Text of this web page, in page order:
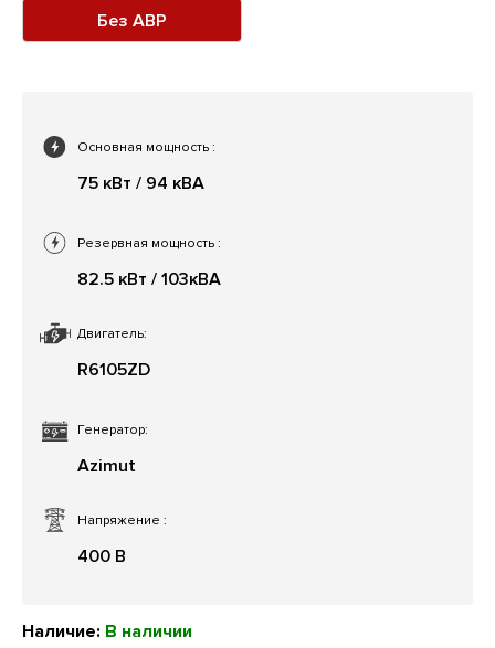
Без АВР
Основная мощность :
75 кВт / 94 кВА
Двигатель:
R6105ZD
Напряжение :
400 В
Резервная мощность :
82.5 кВт / 103кВА
Генератор:
Azimut
Наличие: В наличии